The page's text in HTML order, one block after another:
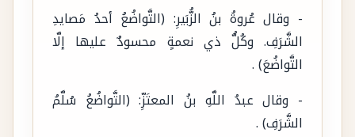
- وقال عُروةُ بنُ الزُّبَيرِ: (التَّواضُعُ أحدُ مَصايدِ
الشَّرَفِ. وكُلُّ ذي نعمةٍ محسودٌ عليها إلَّا
التَّواضُعَ) .
- وقال عبدُ اللَّهِ بنُ المعتَزِّ: (التَّواضُعُ سُلَّمُ
الشَّرَفِ) .